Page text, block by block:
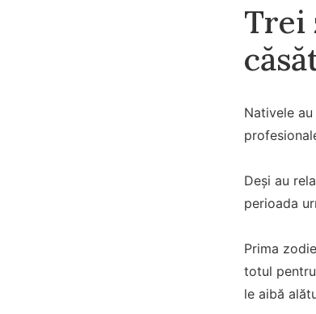
Trei
Nativele
Deși au
perioada
Prima
totul
le aibă